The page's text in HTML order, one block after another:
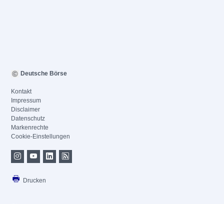
Deutsche Börse
Kontakt
Impressum
Disclaimer
Datenschutz
Markenrechte
Cookie-Einstellungen
Drucken